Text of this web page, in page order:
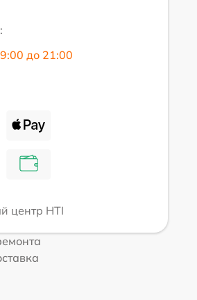
до 21:00
центр HTI